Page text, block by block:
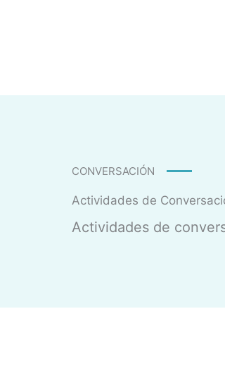
CONVERSACIÓN
Actividades de
Actividades de